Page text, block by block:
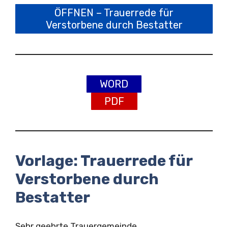
ÖFFNEN – Trauerrede für
Verstorbene durch Bestatter
WORD
PDF
Vorlage: Trauerrede für
Verstorbene durch
Bestatter